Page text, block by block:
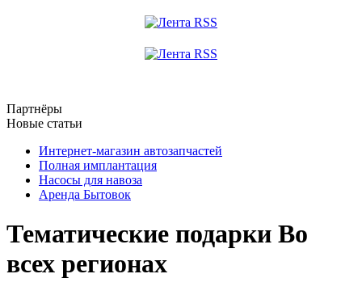
Партнёры
Новые статьи
Интернет-магазин автозапчастей
Полная имплантация
Насосы для навоза
Аренда Бытовок
Тематические подарки Во
всех регионах